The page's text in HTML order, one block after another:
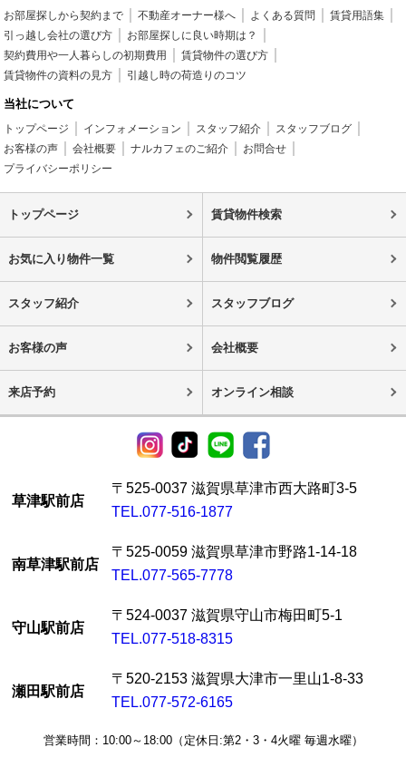
お部屋探しから契約まで 不動産オーナー様へ よくある質問
賃貸用語集
引っ越し会社の選び方
お部屋探しに良い時期は？
契約費用や一人暮らしの初期費用
賃貸物件の選び方
賃貸物件の資料の見方
引越し時の荷造りのコツ
当社について
トップページ インフォメーション スタッフ紹介
スタッフブログ
お客様の声
会社概要 ナルカフェのご紹介
お問合せ
プライバシーポリシー
トップページ 賃貸物件検索
お気に入り物件一覧 物件閲覧履歴
スタッフ紹介 スタッフブログ
お客様の声 会社概要
来店予約 オンライン相談
草津駅前店
〒525-0037 滋賀県草津市西大路町3-5
TEL.077-516-1877
南草津駅前店
〒525-0059 滋賀県草津市野路1-14-18
TEL.077-565-7778
守山駅前店
〒524-0037 滋賀県守山市梅田町5-1
TEL.077-518-8315
瀬田駅前店
〒520-2153 滋賀県大津市一里山1-8-33
TEL.077-572-6165
営業時間：10:00～18:00（定休日:第2・3・4火曜 毎週水曜）